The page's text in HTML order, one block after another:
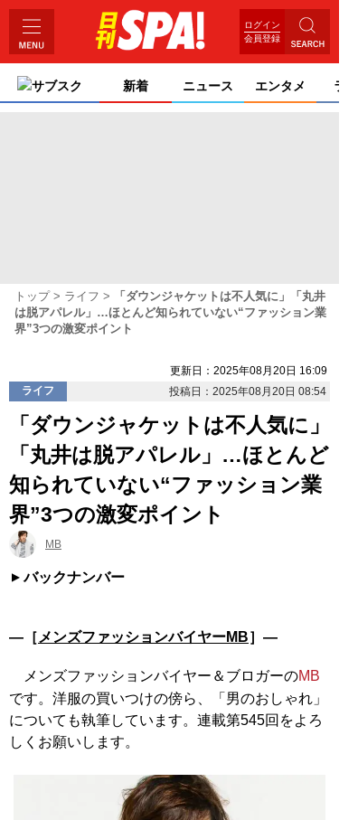
ログイン
会員登録
サブスク 新着 ニュース エンタメ ライ
トップ ライフ
「ダウンジャケットは不人気に」「丸井
は脱アパレル」…ほとんど知られていない“ファッション業
界”3つの激変ポイント
更新日：2025年08月20日 16:09
ライフ
投稿日：2025年08月20日 08:54
「ダウンジャケットは不人気に」
「丸井は脱アパレル」…ほとんど
知られていない“ファッション業
界”3つの激変ポイント
MB
バックナンバー
―［ メンズファッションバイヤーMB］―
メンズファッションバイヤー＆ブロガーのMB
です。洋服の買いつけの傍ら、「男のおしゃれ」
についても執筆しています。連載第545回をよろ
しくお願いします。